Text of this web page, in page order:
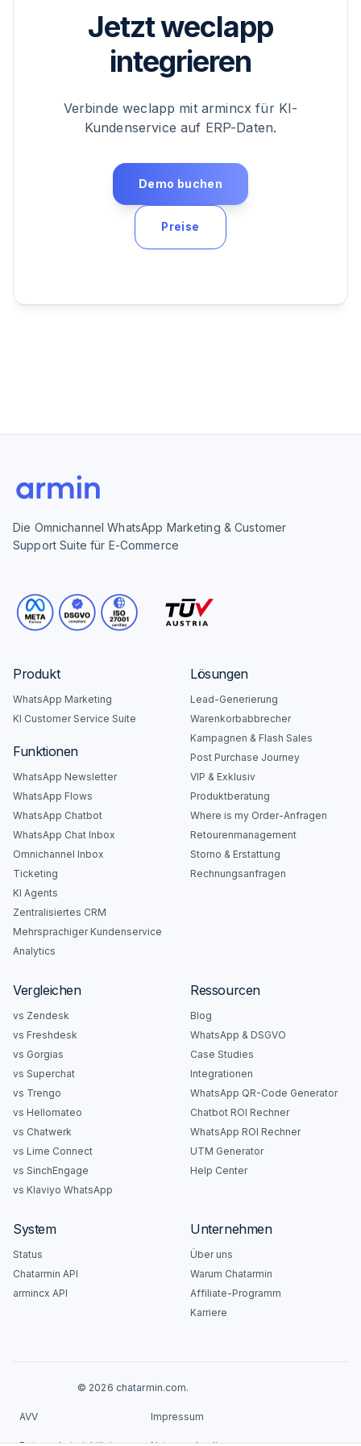
Jetzt weclapp
integrieren
Verbinde weclapp mit armincx für KI-
Kundenservice auf ERP-Daten.
Demo buchen
Preise
Die Omnichannel WhatsApp Marketing & Customer
Support Suite für E-Commerce
Produkt
WhatsApp Marketing
KI Customer Service Suite
Funktionen
WhatsApp Newsletter
WhatsApp Flows
WhatsApp Chatbot
WhatsApp Chat Inbox
Omnichannel Inbox
Ticketing
KI Agents
Zentralisiertes CRM
Mehrsprachiger Kundenservice
Analytics
Lösungen
Lead-Generierung
Warenkorbabbrecher
Kampagnen & Flash Sales
Post Purchase Journey
VIP & Exklusiv
Produktberatung
Where is my Order-Anfragen
Retourenmanagement
Storno & Erstattung
Rechnungsanfragen
Vergleichen
vs Zendesk
vs Freshdesk
vs Gorgias
vs Superchat
vs Trengo
vs Hellomateo
vs Chatwerk
vs Lime Connect
vs SinchEngage
vs Klaviyo WhatsApp
Ressourcen
Blog
WhatsApp & DSGVO
Case Studies
Integrationen
WhatsApp QR-Code Generator
Chatbot ROI Rechner
WhatsApp ROI Rechner
UTM Generator
Help Center
System
Status
Chatarmin API
armincx API
Unternehmen
Über uns
Warum Chatarmin
Affiliate-Programm
Karriere
© 2026 chatarmin.com.
AVV Impressum